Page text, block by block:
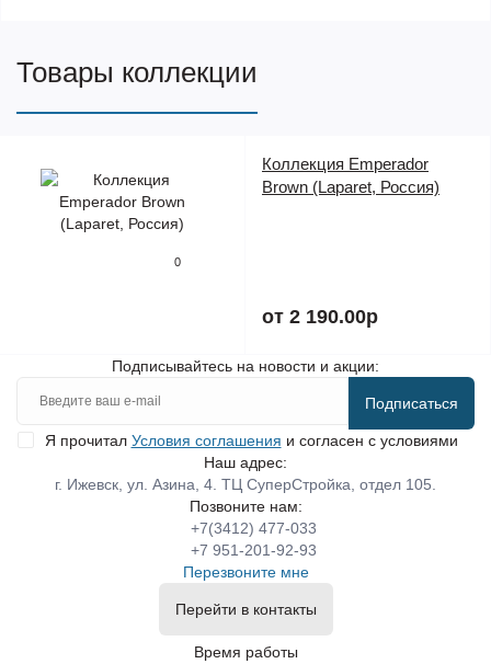
Товары коллекции
0
Коллекция Emperador
Brown (Laparet, Россия)
от 2 190.00р
Подписывайтесь на новости и акции:
Подписаться
Я прочитал Условия соглашения и согласен с условиями
Наш адрес:
г. Ижевск, ул. Азина, 4. ТЦ СуперСтройка, отдел 105.
Позвоните нам:
+7(3412) 477-033
+7 951-201-92-93
Перезвоните мне
Перейти в контакты
Время работы